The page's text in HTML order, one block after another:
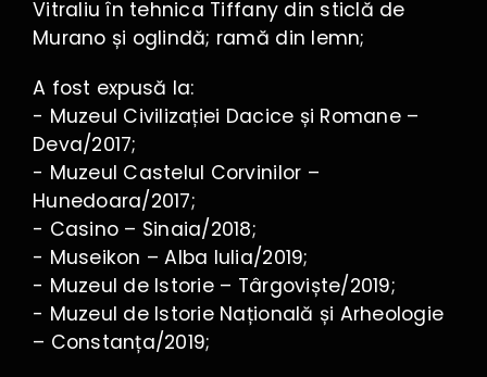
Vitraliu în tehnica Tiffany din sticlă de
Murano și oglindă; ramă din lemn;
A fost expusă la:
- Muzeul Civilizației Dacice și Romane –
Deva/2017;
- Muzeul Castelul Corvinilor –
Hunedoara/2017;
- Casino – Sinaia/2018;
- Museikon – Alba Iulia/2019;
- Muzeul de Istorie – Târgoviște/2019;
- Muzeul de Istorie Națională și Arheologie
– Constanța/2019;